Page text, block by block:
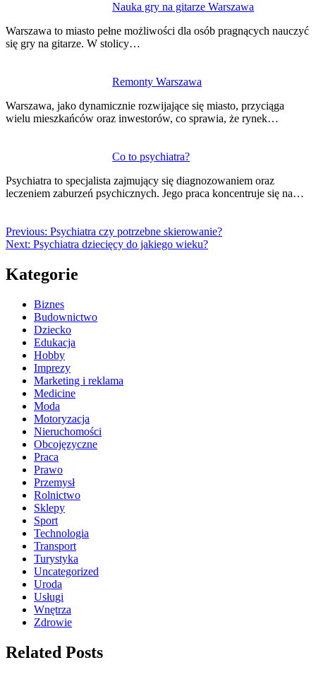
Nauka gry na gitarze Warszawa
Warszawa to miasto pełne możliwości dla osób pragnących nauczyć
się gry na gitarze. W stolicy…
Remonty Warszawa
Warszawa, jako dynamicznie rozwijające się miasto, przyciąga
wielu mieszkańców oraz inwestorów, co sprawia, że rynek…
Co to psychiatra?
Psychiatra to specjalista zajmujący się diagnozowaniem oraz
leczeniem zaburzeń psychicznych. Jego praca koncentruje się na…
Previous: Psychiatra czy potrzebne skierowanie?
Next: Psychiatra dziecięcy do jakiego wieku?
Kategorie
Biznes
Budownictwo
Dziecko
Edukacja
Hobby
Imprezy
Marketing i reklama
Medicine
Moda
Motoryzacja
Nieruchomości
Obcojęzyczne
Praca
Prawo
Przemysł
Rolnictwo
Sklepy
Sport
Technologia
Transport
Turystyka
Uncategorized
Uroda
Usługi
Wnętrza
Zdrowie
Related Posts